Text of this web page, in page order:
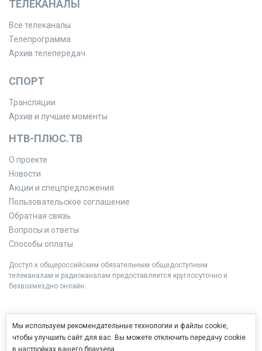
ТЕЛЕКАНАЛЫ
Все телеканалы
Телепрограмма
Архив телепередач
СПОРТ
Трансляции
Архив и лучшие моменты
НТВ-ПЛЮС.ТВ
О проекте
Новости
Акции и спецпредложения
Пользовательское соглашение
Обратная связь
Вопросы и ответы
Способы оплаты
Доступ к общероссийским обязательным общедоступным
телеканалам и радиоканалам предоставляется круглосуточно и
безвозмездно онлайн.
Мы используем рекомендательные технологии и файлы cookie,
чтобы улучшить сайт для вас. Вы можете отключить передачу cookie
в настройках вашего браузера